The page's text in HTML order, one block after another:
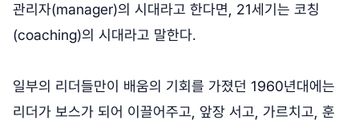
관리자(manager)의 시대라고 한다면, 21세기는 코칭
(coaching)의 시대라고 말한다.
일부의 리더들만이 배움의 기회를 가졌던 1960년대에는
리더가 보스가 되어 이끌어주고, 앞장 서고, 가르치고, 훈